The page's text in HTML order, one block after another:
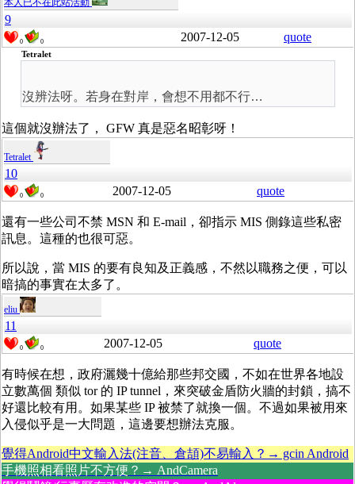
本人已不在此站活動
9
0 0 2007-12-05 quote
Tetralet
沒辨法呀。若身在對岸，會想不用都不行…
這個就沒辦法了， GFW 真是惡名昭彰呀！
Tetralet
10
0 0 2007-12-05 quote
還有一些公司不禁 MSN 和 E-mail，卻指示 MIS 側錄這些私密
訊息。這種的也很可惡。
所以說，當 MIS 的要有良知及正義感，不然以職務之便，可以
暗搞的事實在太多了。
eliu
11
0 0 2007-12-05 quote
有時候在想，政府灑幾十億給那些邦交國，不如在世界各地設
立數萬個 類似 tor 的 IP tunnel，來突破金盾防火牆的封鎖，搞不
好還比較有用。如果某些 IP 被禁了就換一個。不過如果被用來
入侵似乎是一大問題，這邊要想辦法克服。
覺得Android中文輸入法(注音、倉頡)不易輸入？→ gcin Android
手機照相看照片不方便？→ AndCamera